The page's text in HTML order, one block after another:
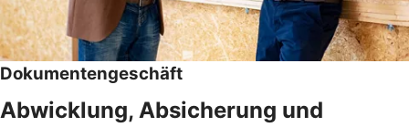
Dokumentengeschäft
Abwicklung, Absicherung und